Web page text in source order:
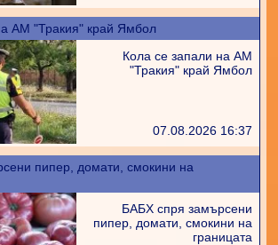
АМ "Тракия" край Ямбол
Кола се запали на АМ
"Тракия" край Ямбол
07.08.2026 16:37
пипер, домати, смокини на
БАБХ спря замърсени
пипер, домати, смокини на
границата